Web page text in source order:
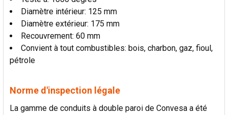
Diamètre intérieur: 125 mm
Diamètre extérieur: 175 mm
Recouvrement: 60 mm
Convient à tout combustibles: bois, charbon, gaz, fioul,
pétrole
Norme d'inspection légale
La gamme de conduits à double paroi de Convesa a été